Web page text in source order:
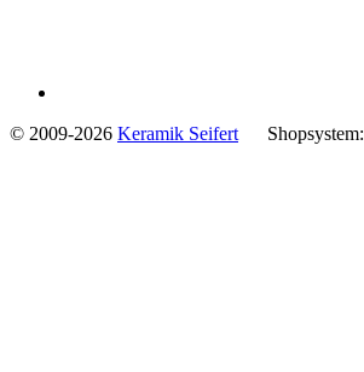
© 2009-2026 Keramik Seifert Shopsystem: